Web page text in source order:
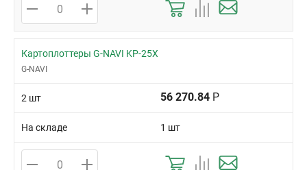
Картоплоттеры G-NAVI KP-25X
G-NAVI
2 шт 56 270.84 Р
На складе 1 шт